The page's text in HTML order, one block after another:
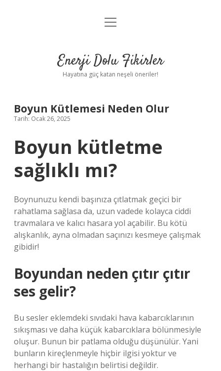
Anasayfa
Yasal Uyarı
menüyü
Enerji Dolu Fikirler
Hayatına güç katan neşeli öneriler!
Boyun Kütlemesi Neden Olur
Tarih: Ocak 26, 2025
Boyun kütletme
sağlıklı mı?
Boynunuzu kendi başınıza çıtlatmak geçici bir
rahatlama sağlasa da, uzun vadede kolayca ciddi
travmalara ve kalıcı hasara yol açabilir. Bu kötü
alışkanlık, ayna olmadan saçınızı kesmeye çalışmak
gibidir!
Boyundan neden çıtır çıtır
ses gelir?
Bu sesler eklemdeki sıvıdaki hava kabarcıklarının
sıkışması ve daha küçük kabarcıklara bölünmesiyle
oluşur. Bunun bir patlama olduğu düşünülür. Yani
bunların kireçlenmeyle hiçbir ilgisi yoktur ve
herhangi bir hastalığın belirtisi değildir.